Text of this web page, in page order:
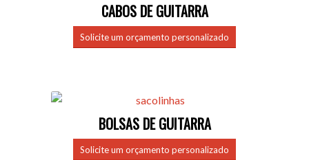
CABOS DE GUITARRA
Solicite um orçamento personalizado
BOLSAS DE GUITARRA
Solicite um orçamento personalizado